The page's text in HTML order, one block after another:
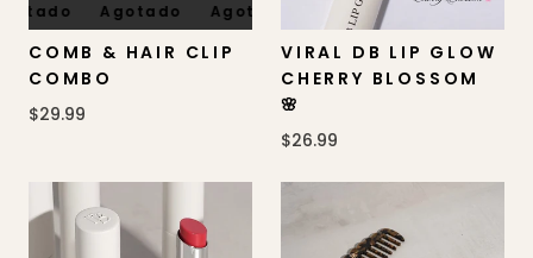
Agotado Agotado Agotado Agotado
COMB & HAIR CLIP
COMBO
$29.99
VIRAL DB LIP GLOW
CHERRY BLOSSOM
🌸
$26.99